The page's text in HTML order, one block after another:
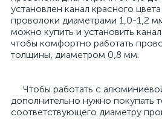
установлен канал красного
проволоки диаметрами 1,0-1,2
можно купить и установить
чтобы комфортно работать
толщины, диаметром 0,8 мм.
Чтобы работать с
дополнительно нужно покупать
соответствующего диаметру